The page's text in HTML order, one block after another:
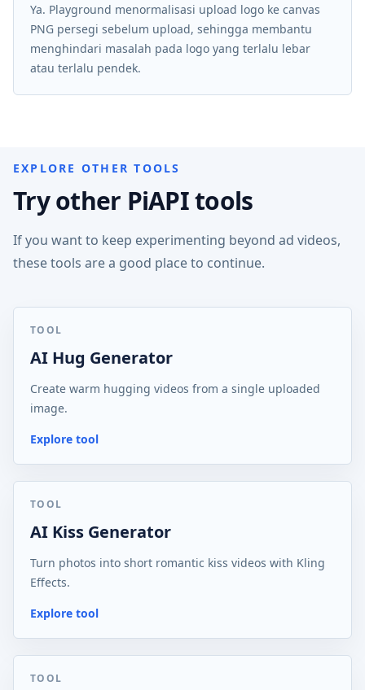
Ya. Playground menormalisasi upload logo ke canvas
PNG persegi sebelum upload, sehingga membantu
menghindari masalah pada logo yang terlalu lebar
atau terlalu pendek.
EXPLORE OTHER TOOLS
Try other PiAPI tools
If you want to keep experimenting beyond ad videos,
these tools are a good place to continue.
TOOL
AI Hug Generator
Create warm hugging videos from a single uploaded
image.
Explore tool
TOOL
AI Kiss Generator
Turn photos into short romantic kiss videos with Kling
Effects.
Explore tool
TOOL